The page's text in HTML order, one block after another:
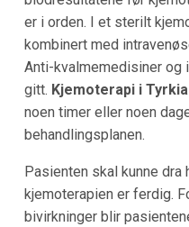
er i orden. I et sterilt
kombinert med
Anti-kvalmemedisiner
gitt. Kjemoterapi i Tyrkia
noen timer eller noen
behandlingsplanen.
Pasienten skal kunne
kjemoterapien er ferdig.
bivirkninger blir